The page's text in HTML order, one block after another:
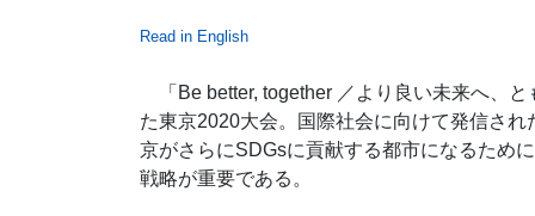
Read in English
「Be better, together ／より良い未来へ、
た東京2020大会。国際社会に向けて発信さ
京がさらにSDGsに貢献する都市になるため
戦略が重要である。